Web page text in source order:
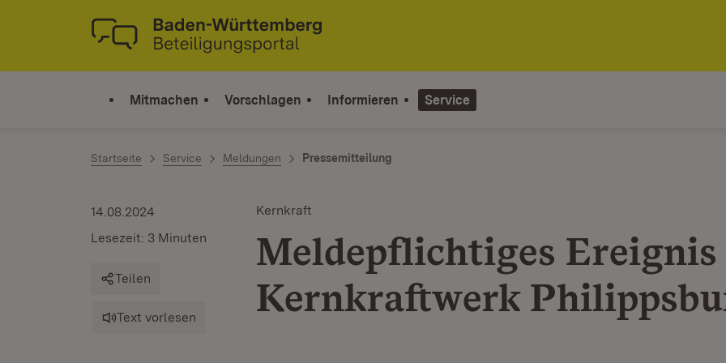
Zum Inhalt springen
Link zur Startseite
Mitmachen Vorschlagen Informieren Service
Startseite Service Meldungen Pressemitteilung
Kernkraft
Meldepflichtiges
Kernkraftwerk
14.08.2024
Lesezeit: 3 Minuten
Teilen
Text vorlesen